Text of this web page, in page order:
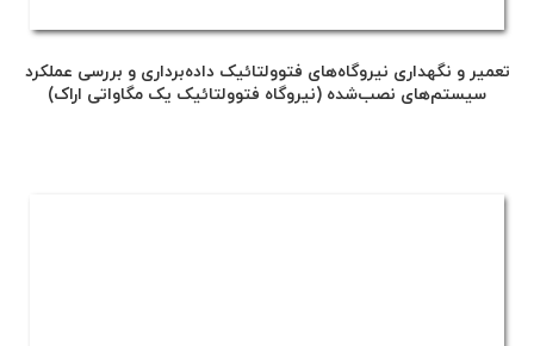
تعمیر و نگهداری نیروگاه‌های فتوولتائیک داده‌برداری و بررسی عملکرد
سیستم‌های نصب‌شده (نیروگاه فتوولتائیک یک مگاواتی اراک)